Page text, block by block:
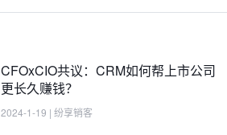
CFOxCIO共议：CRM如何帮上市公司
更长久赚钱？
2024-1-19 | 纷享销客